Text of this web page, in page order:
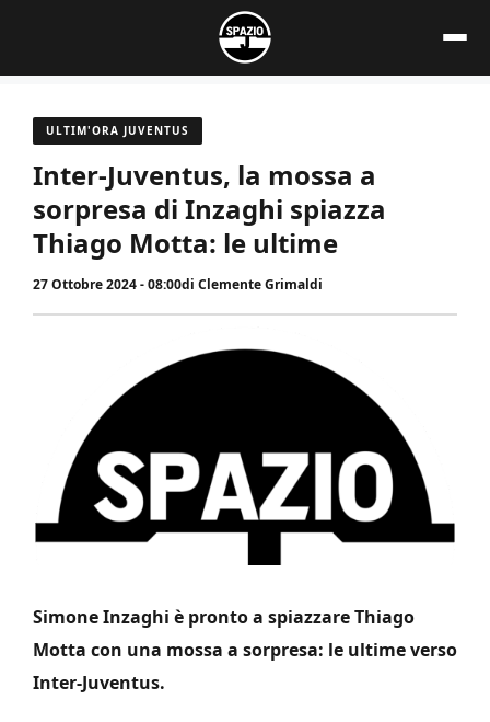
contenuto
ULTIM'ORA JUVENTUS
Inter-Juventus, la mossa a
sorpresa di Inzaghi spiazza
Thiago Motta: le ultime
27 Ottobre 2024 - 08:00di Clemente Grimaldi
Simone Inzaghi è pronto a spiazzare Thiago
Motta con una mossa a sorpresa: le ultime verso
Inter-Juventus.